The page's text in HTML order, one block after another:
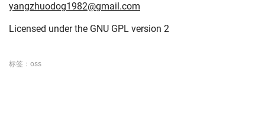
yangzhuodog1982@gmail.com
Licensed under the GNU GPL version 2
标签： oss